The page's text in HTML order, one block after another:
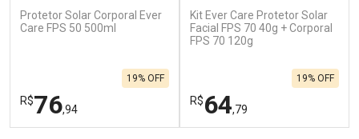
Protetor Solar Corporal Ever
Care FPS 50 500ml
R$76,94
19% OFF
Kit Ever Care Protetor Solar
Facial FPS 70 40g + Corporal
FPS 70 120g
R$64,79
19% OFF